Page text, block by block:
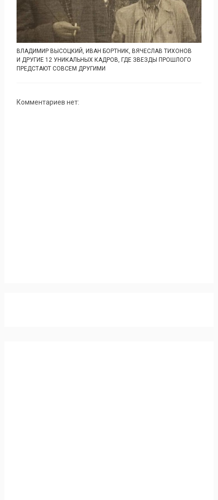
ВЛАДИМИР ВЫСОЦКИЙ, ИВАН БОРТНИК, ВЯЧЕСЛАВ ТИХОНОВ
И ДРУГИЕ 12 УНИКАЛЬНЫХ КАДРОВ, ГДЕ ЗВЕЗДЫ ПРОШЛОГО
ПРЕДСТАЮТ СОВСЕМ ДРУГИМИ
Комментариев нет: